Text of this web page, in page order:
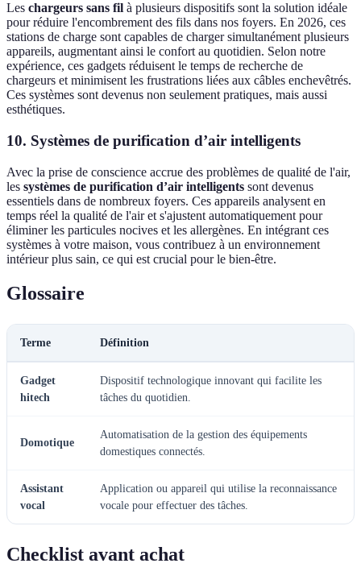
Les chargeurs sans fil à plusieurs dispositifs sont la solution idéale
pour réduire l'encombrement des fils dans nos foyers. En 2026, ces
stations de charge sont capables de charger simultanément plusieurs
appareils, augmentant ainsi le confort au quotidien. Selon notre
expérience, ces gadgets réduisent le temps de recherche de
chargeurs et minimisent les frustrations liées aux câbles enchevêtrés.
Ces systèmes sont devenus non seulement pratiques, mais aussi
esthétiques.
10. Systèmes de purification d’air intelligents
Avec la prise de conscience accrue des problèmes de qualité de l'air,
les systèmes de purification d’air intelligents sont devenus
essentiels dans de nombreux foyers. Ces appareils analysent en
temps réel la qualité de l'air et s'ajustent automatiquement pour
éliminer les particules nocives et les allergènes. En intégrant ces
systèmes à votre maison, vous contribuez à un environnement
intérieur plus sain, ce qui est crucial pour le bien-être.
Glossaire
Terme Définition
Gadget
hitech
Dispositif technologique innovant qui facilite les
tâches du quotidien.
Domotique
Automatisation de la gestion des équipements
domestiques connectés.
Assistant
vocal
Application ou appareil qui utilise la reconnaissance
vocale pour effectuer des tâches.
Checklist avant achat